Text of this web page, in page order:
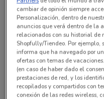
Grupo Financiero Inbursa
cambiar de opinión siempre
Personalización, dentro de
anuncios que verá dentro de la
relacionados con su historial de
Shopfully/Tiendeo. Por ejemplo,
informa que ha navegado por
ofertas con temas de
(en caso de haber dado el
prestaciones de red, y los
recopilados y compartidos con
conexión de las redes wireless,